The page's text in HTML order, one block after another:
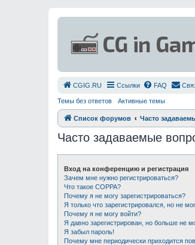
СGIG.RU Ссылки FAQ
Темы без ответов Активные темы
Список форумов Часто
Часто задаваемые
Вход на конференцию и регистрация
Зачем мне нужно регистрироваться?
Что такое COPPA?
Почему я не могу зарегистрироваться?
Я только что зарегистрировался, но не
Почему я не могу войти?
Я давно зарегистрирован, но больше не
Я забыл пароль!
Почему мне периодически приходится